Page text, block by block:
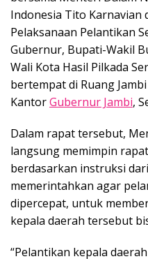
Indonesia Tito Karnavian
Pelaksanaan Pelantikan
Gubernur, Bupati-Wakil
Wali Kota Hasil Pilkada
bertempat di Ruang
KantorGubernur Jambi,
Dalam rapat tersebut,
langsung memimpin
berdasarkan instruksi
memerintahkan agar
dipercepat, untuk
kepala daerah tersebut
“Pelantikan kepala